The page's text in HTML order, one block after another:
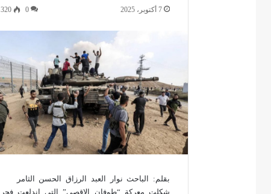
7 أكتوبر، 2025 0
320
بقلم: الباحث نوار العبد الرزاق الحسن الثامر
شكلت معركة “طوفان الاقصى” التي اندلعت فجر